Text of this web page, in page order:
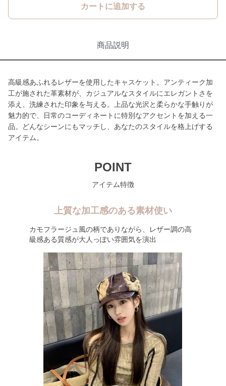
カートに追加する
商品説明
高級感あふれるレザーを使用したキャスケット。アンティーク加
工が施された革素材が、カジュアルなスタイルにエレガントさを
添え、洗練された印象を与える。上品な光沢と柔らかな手触りが
魅力的で、日常のコーディネートに特別なアクセントを加える一
品。どんなシーンにもマッチし、あなたのスタイルを格上げする
アイテム。
POINT
アイテム特徴
上質な加工感のある素材使い
カモフラージュ風の柄でありながら、レザー調の高
級感ある質感が大人っぽい雰囲気を演出